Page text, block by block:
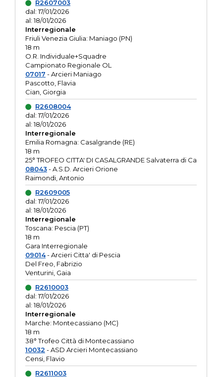
R2607003
dal: 17/01/2026
al: 18/01/2026
Interregionale
Friuli Venezia Giulia: Maniago (PN)
18 m
O.R. Individuale+Squadre
Campionato Regionale OL
07017 - Arcieri Maniago
Pascotto, Flavia
Cian, Giorgia
R2608004
dal: 17/01/2026
al: 18/01/2026
Interregionale
Emilia Romagna: Casalgrande (RE)
18 m
25° TROFEO CITTA' DI CASALGRANDE Salvaterra di Ca
08043- A.S.D. Arcieri Orione
Raimondi, Antonio
R2609005
dal: 17/01/2026
al: 18/01/2026
Interregionale
Toscana: Pescia (PT)
18 m
Gara Interregionale
09014- Arcieri Citta' di Pescia
Del Freo, Fabrizio
Venturini, Gaia
R2610003
dal: 17/01/2026
al: 18/01/2026
Interregionale
Marche: Montecassiano (MC)
18 m
38° Trofeo Città di Montecassiano
10032 - ASD Arcieri Montecassiano
Censi, Flavio
R2611003